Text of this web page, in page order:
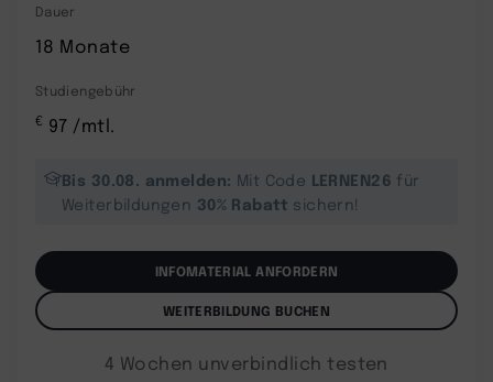
Dauer
18 Monate
Studiengebühr
€ 97 /mtl.
Bis 30.08. anmelden: Mit Code LERNEN26 für
Weiterbildungen 30% Rabatt sichern!
INFOMATERIAL ANFORDERN
WEITERBILDUNG BUCHEN
4 Wochen unverbindlich testen